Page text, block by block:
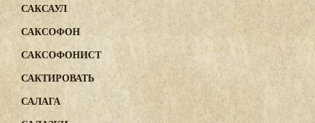
САКСАУЛ
САКСОФОН
САКСОФОНИСТ
САКТИРОВАТЬ
САЛАГА